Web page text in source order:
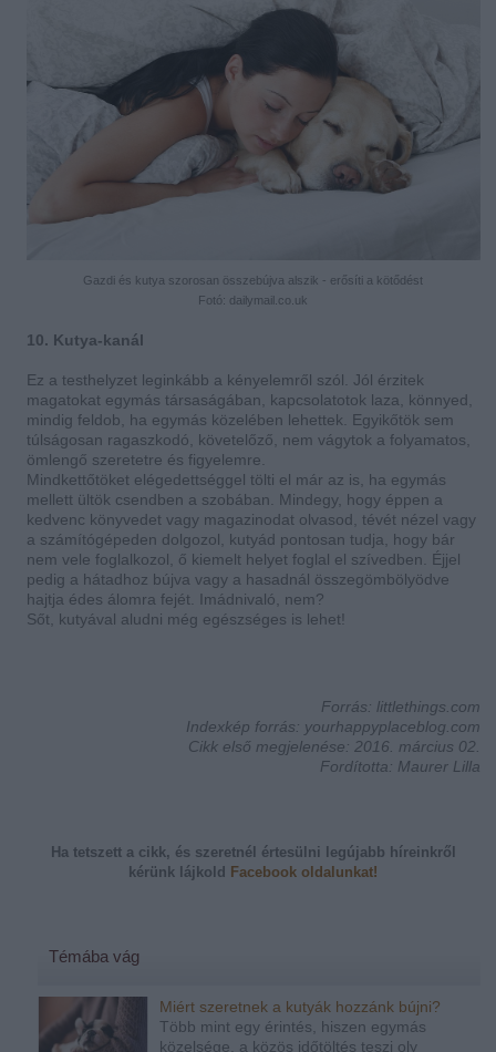
Gazdi és kutya szorosan összebújva alszik - erősíti a kötődést
Fotó: dailymail.co.uk
10. Kutya-kanál
Ez a testhelyzet leginkább a kényelemről szól. Jól érzitek
magatokat egymás társaságában, kapcsolatotok laza, könnyed,
mindig feldob, ha egymás közelében lehettek. Egyikőtök sem
túlságosan ragaszkodó, követelőző, nem vágytok a folyamatos,
ömlengő szeretetre és figyelemre.
Mindkettőtöket elégedettséggel tölti el már az is, ha egymás
mellett ültök csendben a szobában. Mindegy, hogy éppen a
kedvenc könyvedet vagy magazinodat olvasod, tévét nézel vagy
a számítógépeden dolgozol, kutyád pontosan tudja, hogy bár
nem vele foglalkozol, ő kiemelt helyet foglal el szívedben. Éjjel
pedig a hátadhoz bújva vagy a hasadnál összegömbölyödve
hajtja édes álomra fejét. Imádnivaló, nem?
Sőt, kutyával aludni még egészséges is lehet!
Forrás: littlethings.com
Indexkép forrás: yourhappyplaceblog.com
Cikk első megjelenése: 2016. március 02.
Fordította: Maurer Lilla
Ha tetszett a cikk, és szeretnél értesülni legújabb híreinkről
kérünk lájkold Facebook oldalunkat!
Témába vág
Miért szeretnek a kutyák hozzánk bújni?
Több mint egy érintés, hiszen egymás
közelsége, a közös időtöltés teszi oly